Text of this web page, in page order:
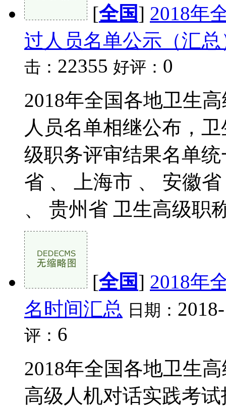
[全国] 2018年
过人员名单公示（汇总
击： 22355 好评： 0
2018年全国各地卫生
人员名单相继公布，
级职务评审结果名单
省 、 上海市 、 安徽
、 贵州省 卫生高级职
[全国] 2018年
名时间汇总 日期：
评： 6
2018年全国各地卫生
高级人机对话实践考